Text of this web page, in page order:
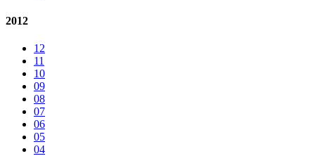
2012
12
11
10
09
08
07
06
05
04